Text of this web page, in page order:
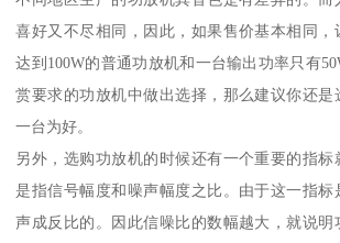
喜好又不尽相同，因此，如果售价基本相同，
达到100W的普通功放机和一台输出功率只有
赏要求的功放机中做出选择，那么建议你还是
一台为好。
另外，选购功放机的时候还有一个重要的指
是指信号幅度和噪声幅度之比。由于这一指标
声成反比的。因此信噪比的数幅越大，就说明